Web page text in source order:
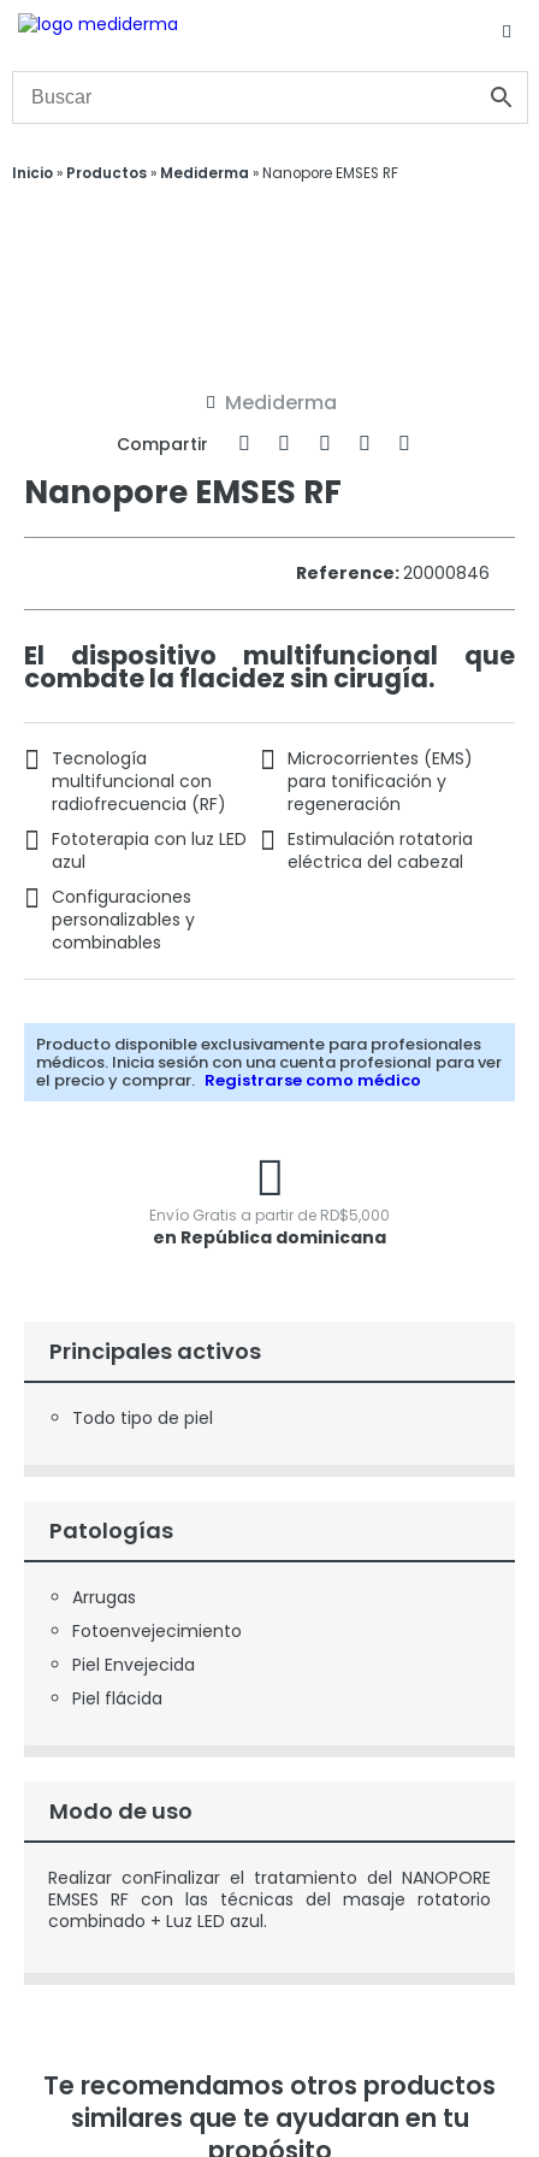
Inicio» Productos» Mediderma »Nanopore EMSES RF
Mediderma
Compartir
Nanopore EMSES RF
Reference:20000846
El dispositivo multifuncional que
combate la flacidez sin cirugía.
Tecnología
multifuncional con
radiofrecuencia (RF)
Microcorrientes (EMS)
para tonificación y
regeneración
Fototerapia con luz LED
azul
Estimulación rotatoria
eléctrica del cabezal
Configuraciones
personalizables y
combinables
Producto disponible exclusivamente para profesionales
médicos. Inicia sesión con una cuenta profesional para ver
el precio y comprar. Registrarse como médico
Envío Gratis a partir de RD$5,000
en República dominicana
Principales activos
Todo tipo de piel
Patologías
Arrugas
Fotoenvejecimiento
Piel Envejecida
Piel flácida
Modo de uso
Realizar conFinalizar el tratamiento del NANOPORE
EMSES RF con las técnicas del masaje rotatorio
combinado + Luz LED azul.
Te recomendamos otros productos
similares que te ayudaran en tu